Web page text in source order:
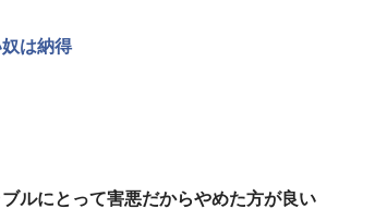
は納得
ルにとって害悪だからやめた方が良い